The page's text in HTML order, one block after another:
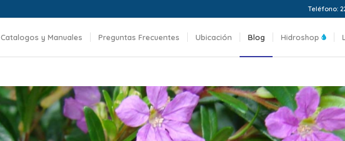
Teléfono:
Catalogos y Manuales Preguntas Frecuentes Ubicación Blog Hidroshop